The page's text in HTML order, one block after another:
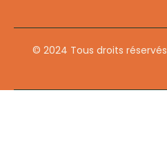
© 2024 Tous droits